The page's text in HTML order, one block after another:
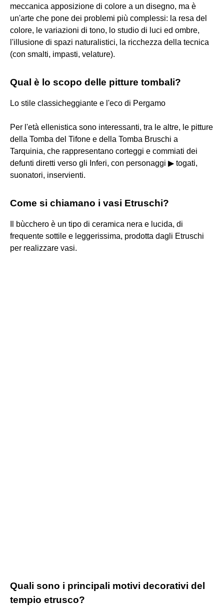
meccanica apposizione di colore a un disegno, ma è
un'arte che pone dei problemi più complessi: la resa del
colore, le variazioni di tono, lo studio di luci ed ombre,
l'illusione di spazi naturalistici, la ricchezza della tecnica
(con smalti, impasti, velature).
Qual è lo scopo delle pitture tombali?
Lo stile classicheggiante e l'eco di Pergamo
Per l'età ellenistica sono interessanti, tra le altre, le pitture
della Tomba del Tifone e della Tomba Bruschi a
Tarquinia, che rappresentano corteggi e commiati dei
defunti diretti verso gli Inferi, con personaggi ▶ togati,
suonatori, inservienti.
Come si chiamano i vasi Etruschi?
Il bùcchero è un tipo di ceramica nera e lucida, di
frequente sottile e leggerissima, prodotta dagli Etruschi
per realizzare vasi.
Quali sono i principali motivi decorativi del
tempio etrusco?